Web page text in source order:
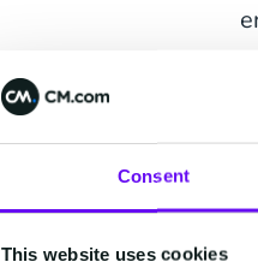
Consent
This website uses cookies